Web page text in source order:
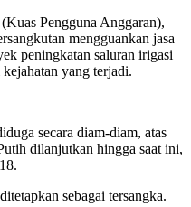
Pengguna Anggaran),
mengguankan jasa
peningkatan saluran irigasi
yang terjadi.
secara diam-diam, atas
dilanjutkan hingga saat ini,
sebagai tersangka.